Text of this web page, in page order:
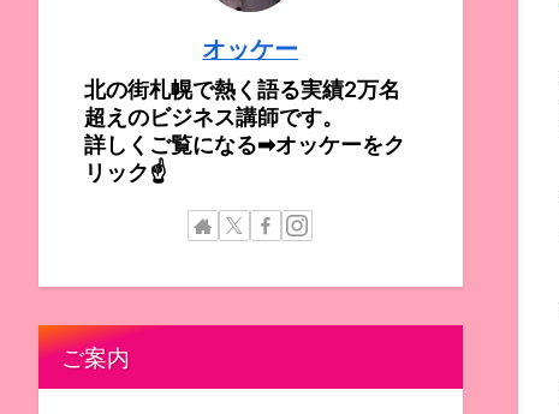
オッケー
北の街札幌で熱く語る実績2万名
超えのビジネス講師です。
詳しくご覧になる➡オッケーをク
リック☝
ご案内